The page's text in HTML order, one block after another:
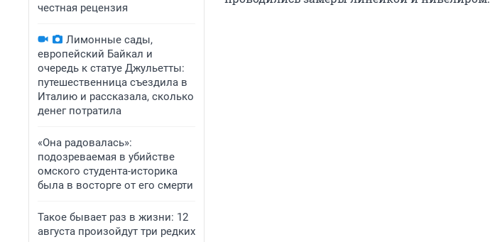
честная рецензия
Лимонные сады,
европейский Байкал и
очередь к статуе Джульетты:
путешественница съездила в
Италию и рассказала, сколько
денег потратила
«Она радовалась»:
подозреваемая в убийстве
омского студента-историка
была в восторге от его смерти
Такое бывает раз в жизни: 12
августа произойдут три редких